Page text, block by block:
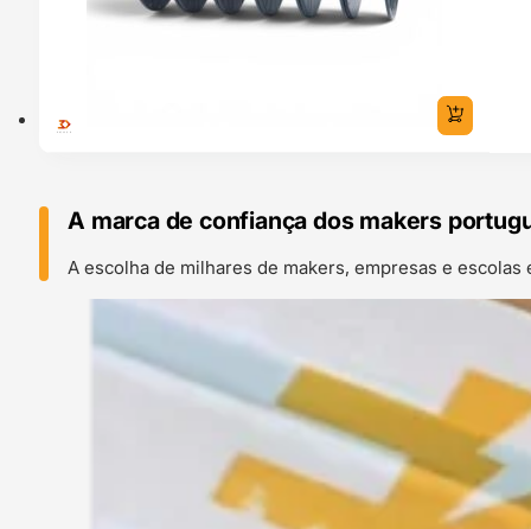
A marca de confiança dos makers
A escolha de milhares de makers, empresas e escolas